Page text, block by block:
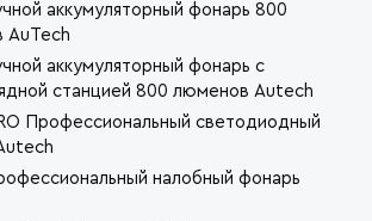
аккумуляторный фонарь 800
AuTech
аккумуляторный фонарь с
станцией 800 люменов Autech
Профессиональный светодиодный
налобный фонарь